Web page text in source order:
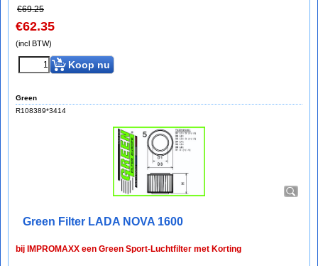
€69.25
€62.35
(incl BTW)
Koop nu
Green
R108389*3414
Green Filter LADA NOVA 1600
bij IMPROMAXX een Green Sport-Luchtfilter met Korting